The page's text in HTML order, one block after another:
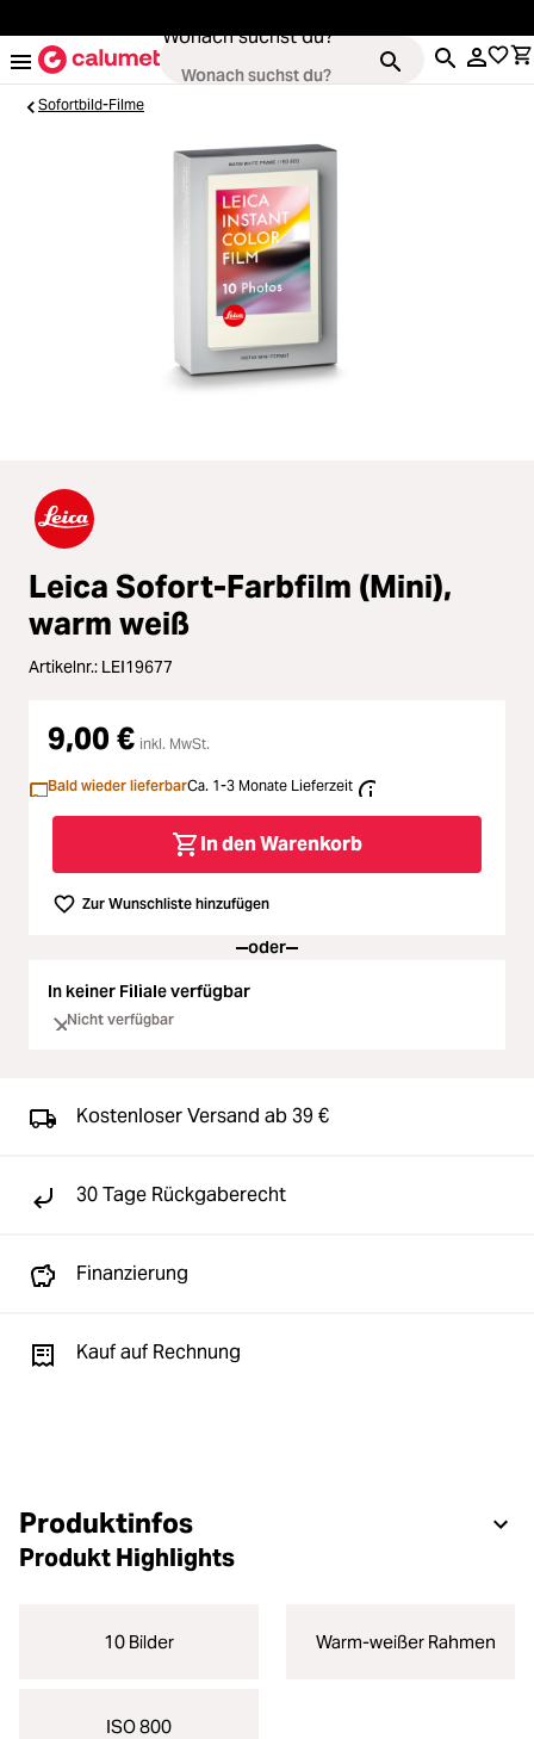
Wonach suchst du?
Kameras
Video & Drohnen
Stative & Gimbals
Loading...
Loading...Zubehör
Loading...Licht & Studio
Loading...Bildbearbeitung
Loading...Ferngläser
Loading...Second Hand
Loading...SALE
Sofortbild-Filme
Leica Sofort-Farbfilm (Mini),
warm weiß
Artikelnr.: LEI19677
9,00 € inkl. MwSt.
Bald wieder lieferbarCa. 1-3 Monate Lieferzeit
In den Warenkorb
Zur Wunschliste hinzufügen
oder
In keiner Filiale verfügbar
Nicht verfügbar
Kostenloser Versand ab 39 €
30 Tage Rückgaberecht
Finanzierung
Kauf auf Rechnung
Produktinfos
Produkt Highlights
10 Bilder Warm-weißer Rahmen
ISO 800